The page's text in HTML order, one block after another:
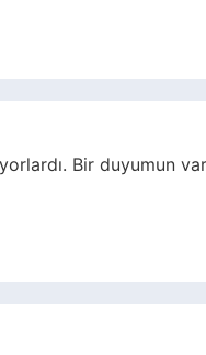
Bir duyumun